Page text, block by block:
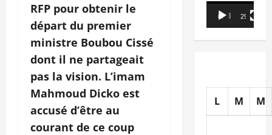
RFP pour obtenir le
départ du premier
ministre Boubou Cissé
dont il ne partageait
pas la vision. L’imam
Mahmoud Dicko est
accusé d’être au
courant de ce coup
Lecteur
vidéo
00:00 29:21
L M M